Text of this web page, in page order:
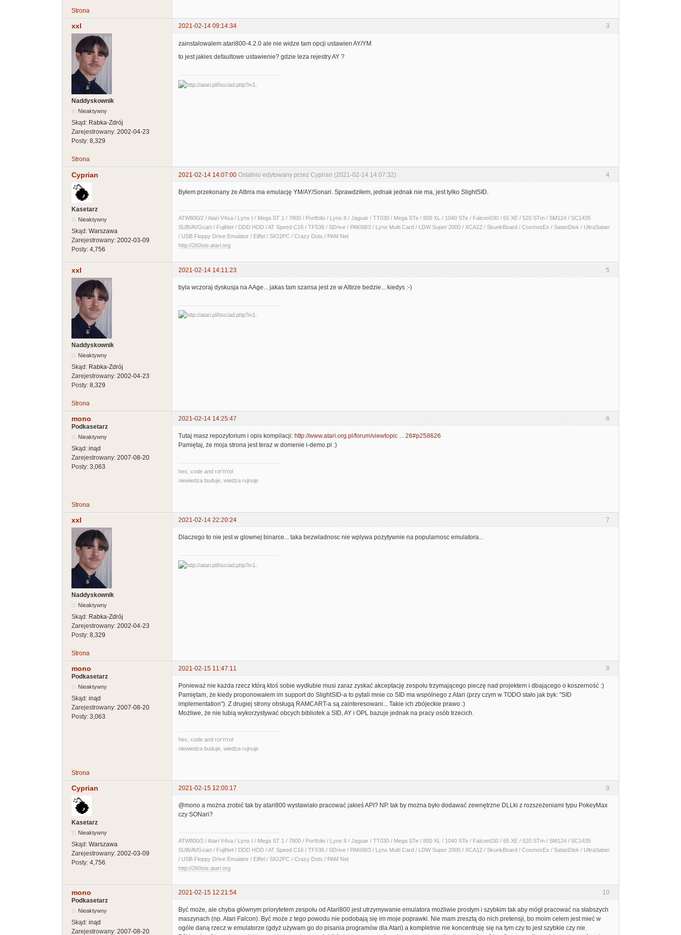
Strona
3
xxl 2021-02-14 09:14:34
Naddyskownik
Nieaktywny
Skąd: Rabka-Zdrój
Zarejestrowany: 2002-04-23
Posty: 8,329
zainstalowalem atari800-4.2.0 ale nie widze tam opcji ustawien AY/YM
to jest jakies defaultowe ustawienie? gdzie leza rejestry AY ?
Strona
4
Cyprian 2021-02-14 14:07:00 Ostatnio edytowany przez Cyprian (2021-02-14 14:07:32)
Kasetarz
Nieaktywny
Skąd: Warszawa
Zarejestrowany: 2002-03-09
Posty: 4,756
Byłem przekonany że Altirra ma emulację YM/AY/Sonari. Sprawdziłem, jednak jednak nie ma, jest tylko SlightSID.
ATW800/2 / Atari V4sa / Lynx I / Mega ST 1 / 7800 / Portfolio / Lynx II / Jaguar / TT030 / Mega STe / 800 XL / 1040 STe / Falcon030 / 65 XE / 520 STm / SM124 / SC1435
SUB/AVGcart / FujiNet / DDD HDD / AT Speed C16 / TF536 / SDrive / PAK68/3 / Lynx Multi Card / LDW Super 2000 / XCA12 / SkunkBoard / CosmosEx / SatanDisk / UltraSatan
/ USB Floppy Drive Emulator / Eiffel / SIO2PC / Crazy Dots / PAM Net
http://260ste.atari.org
5
xxl 2021-02-14 14:11:23
Naddyskownik
Nieaktywny
Skąd: Rabka-Zdrój
Zarejestrowany: 2002-04-23
Posty: 8,329
byla wczoraj dyskusja na AAge... jakas tam szansa jest ze w Altirze bedzie... kiedys :-)
Strona
6
mono
2021-02-14 14:25:47
Podkasetarz
Nieaktywny
Skąd: inąd
Zarejestrowany: 2007-08-20
Posty: 3,063
Tutaj masz repozytorium i opis kompilacji: http://www.atari.org.pl/forum/viewtopic ... 26#p258626
Pamiętaj, że moja strona jest teraz w domenie i-demo.pl :)
hex, code and ror'n'rol
niewiedza buduje, wiedza rujnuje
Strona
7
xxl 2021-02-14 22:20:24
Naddyskownik
Nieaktywny
Skąd: Rabka-Zdrój
Zarejestrowany: 2002-04-23
Posty: 8,329
Dlaczego to nie jest w glownej binarce... taka bezwladnosc nie wplywa pozytywnie na popularnosc emulatora...
Strona
8
mono
2021-02-15 11:47:11
Podkasetarz
Nieaktywny
Skąd: inąd
Zarejestrowany: 2007-08-20
Posty: 3,063
Ponieważ nie każda rzecz którą ktoś sobie wydłubie musi zaraz zyskać akceptację zespołu trzymającego pieczę nad projektem i dbającego o koszerność :)
Pamiętam, że kiedy proponowałem im support do SlightSID-a to pytali mnie co SID ma wspólnego z Atari (przy czym w TODO stało jak byk: "SID
implementation"). Z drugiej strony obsługą RAMCART-a są zainteresowani... Takie ich zbójeckie prawo :)
Możliwe, że nie lubią wykorzystywać obcych bibliotek a SID, AY i OPL bazuje jednak na pracy osób trzecich.
hex, code and ror'n'rol
niewiedza buduje, wiedza rujnuje
Strona
9
Cyprian 2021-02-15 12:00:17
Kasetarz
Nieaktywny
Skąd: Warszawa
Zarejestrowany: 2002-03-09
Posty: 4,756
@mono a można zrobić tak by atari800 wystawiało pracować jakieś API? NP. tak by można było dodawać zewnętrzne DLLki z rozszeżeniami typu PokeyMax
czy SONari?
ATW800/2 / Atari V4sa / Lynx I / Mega ST 1 / 7800 / Portfolio / Lynx II / Jaguar / TT030 / Mega STe / 800 XL / 1040 STe / Falcon030 / 65 XE / 520 STm / SM124 / SC1435
SUB/AVGcart / FujiNet / DDD HDD / AT Speed C16 / TF536 / SDrive / PAK68/3 / Lynx Multi Card / LDW Super 2000 / XCA12 / SkunkBoard / CosmosEx / SatanDisk / UltraSatan
/ USB Floppy Drive Emulator / Eiffel / SIO2PC / Crazy Dots / PAM Net
http://260ste.atari.org
10
mono
2021-02-15 12:21:54
Podkasetarz
Nieaktywny
Skąd: inąd
Zarejestrowany: 2007-08-20
Być może, ale chyba głównym priorytetem zespołu od Atari800 jest utrzymywanie emulatora możliwie prostym i szybkim tak aby mógł pracować na słabszych
maszynach (np. Atari Falcon). Być może z tego powodu nie podobają się im moje poprawki. Nie mam zresztą do nich pretensji, bo moim celem jest mieć w
ogóle daną rzecz w emulatorze (gdyż używam go do pisania programów dla Atari) a kompletnie nie koncentruję się na tym czy to jest szybkie czy nie.